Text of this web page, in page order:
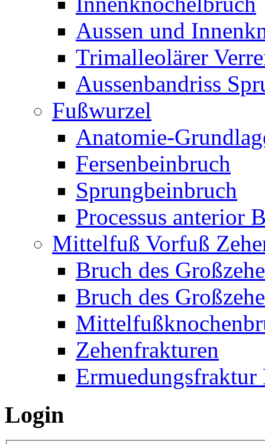
Aussen und
Trimalleolärer
Aussenbandriss
Fußwurzel
Anatomie-
Fersenbeinbruch
Sprungbeinbruch
Processus anterior
Mittelfuß Vorfuß
Bruch des
Bruch des
Zehenfrakturen
Login